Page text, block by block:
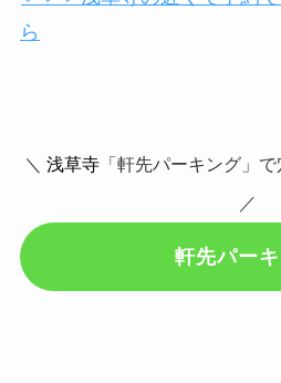
ら
＼ 浅草寺 「軒先パーキング」
／
軒先パー